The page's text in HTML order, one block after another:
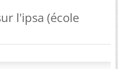
l'ipsa (école